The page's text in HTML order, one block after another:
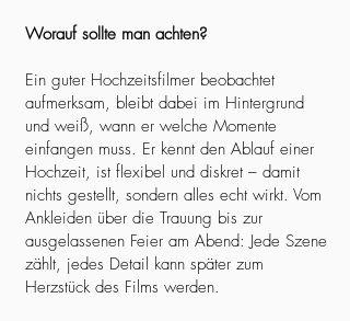
Worauf sollte man achten?
Ein guter Hochzeitsfilmer beobachtet
aufmerksam, bleibt dabei im Hintergrund
und weiß, wann er welche Momente
einfangen muss. Er kennt den Ablauf einer
Hochzeit, ist flexibel und diskret – damit
nichts gestellt, sondern alles echt wirkt. Vom
Ankleiden über die Trauung bis zur
ausgelassenen Feier am Abend: Jede Szene
zählt, jedes Detail kann später zum
Herzstück des Films werden.